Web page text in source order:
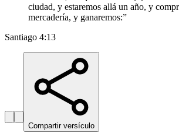
ciudad, y estaremos allá un año, y
mercadería, y ganaremos:”
Santiago 4:13
Compartir versículo